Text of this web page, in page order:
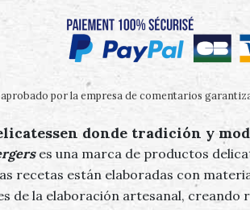
por la empresa de comentarios
donde tradición y
es una marca de productos
recetas están elaboradas con
de la elaboración artesanal,